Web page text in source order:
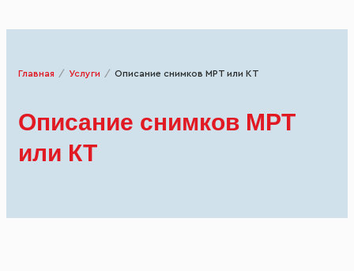
Главная / Услуги / Описание снимков МРТ или КТ
Описание снимков МРТ
или КТ